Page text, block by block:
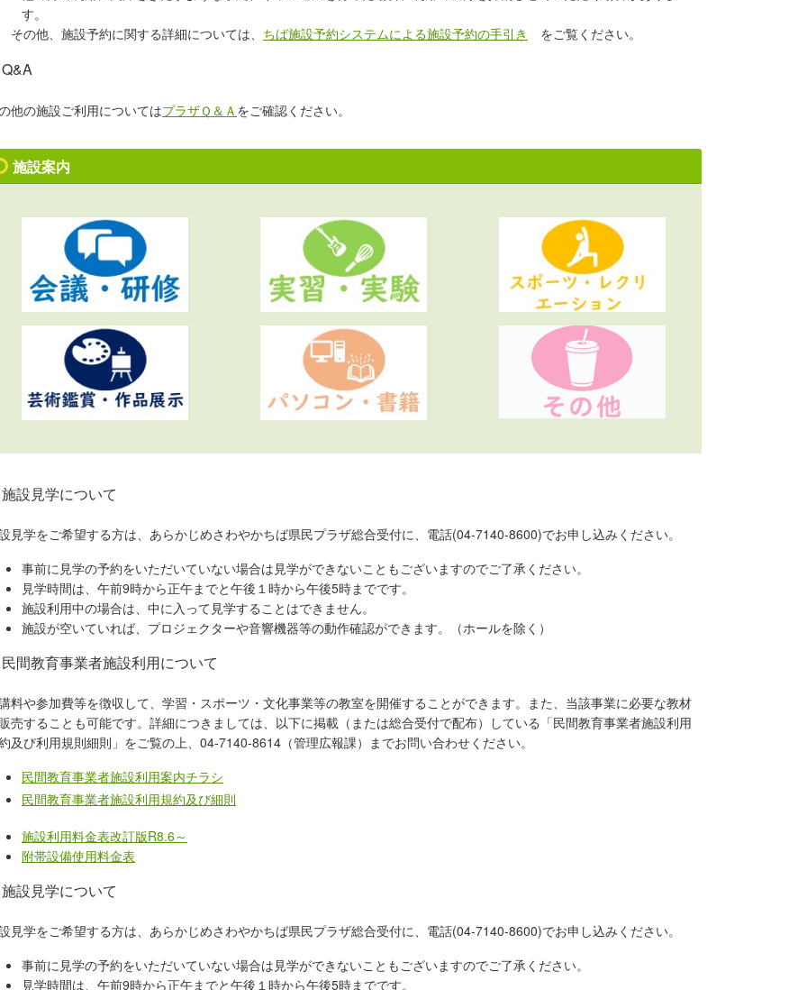
す。
他、施設予約に関する詳細については、 ちば施設予約システムによる施設予約の手引き をご覧ください。
Q&A
他の施設ご利用についてはプラザＱ＆Ａ をご確認ください。
施設案内
施設見学について
見学をご希望する方は、あらかじめさわやかちば県民プラザ総合受付に、電話(04-7140-8600)でお申し込みください。
事前に見学の予約をいただいていない場合は見学ができないこともございますのでご了承ください。
見学時間は、午前9時から正午までと午後１時から午後5時までです。
施設利用中の場合は、中に入って見学することはできません。
施設が空いていれば、プロジェクターや音響機器等の動作確認ができます。（ホールを除く）
民間教育事業者施設利用について
料や参加費等を徴収して、学習・スポーツ・文化事業等の教室を開催することができます。また、当該事業に必要な教材
売することも可能です。詳細につきましては、以下に掲載（または総合受付で配布）している「民間教育事業者施設利用
及び利用規則細則」をご覧の上、04-7140-8614（管理広報課）までお問い合わせください。
民間教育事業者施設利用案内チラシ
民間教育事業者施設利用規約及び細則
施設利用料金表改訂版R8.6～
附帯設備使用料金表
施設見学について
見学をご希望する方は、あらかじめさわやかちば県民プラザ総合受付に、電話(04-7140-8600)でお申し込みください。
事前に見学の予約をいただいていない場合は見学ができないこともございますのでご了承ください。
見学時間は、午前9時から正午までと午後１時から午後5時までです。